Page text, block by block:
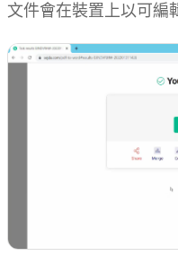
文件會在裝置上以可編